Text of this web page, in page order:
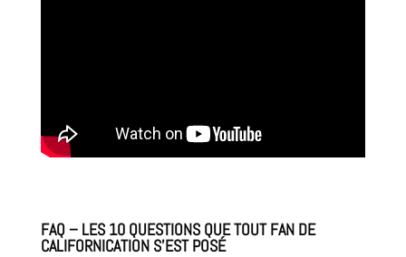
FAQ – LES 10 QUESTIONS QUE TOUT FAN DE
CALIFORNICATION S’EST POSÉ